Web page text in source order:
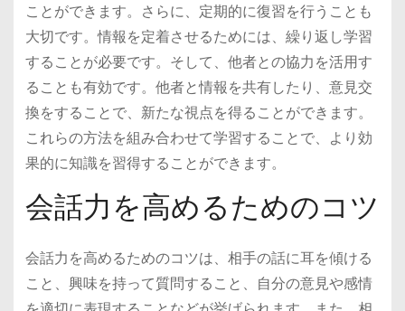
ことができます。さらに、定期的に復習を行うことも
大切です。情報を定着させるためには、繰り返し学習
することが必要です。そして、他者との協力を活用す
ることも有効です。他者と情報を共有したり、意見交
換をすることで、新たな視点を得ることができます。
これらの方法を組み合わせて学習することで、より効
果的に知識を習得することができます。
会話力を高めるためのコツ
会話力を高めるためのコツは、相手の話に耳を傾ける
こと、興味を持って質問すること、自分の意見や感情